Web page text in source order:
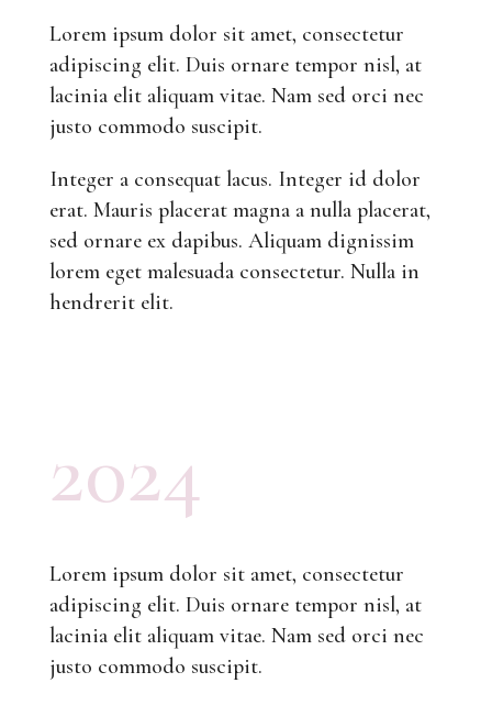
Lorem ipsum dolor sit amet, consectetur
adipiscing elit. Duis ornare tempor nisl, at
lacinia elit aliquam vitae. Nam sed orci nec
justo commodo suscipit.
Integer a consequat lacus. Integer id dolor
erat. Mauris placerat magna a nulla placerat,
sed ornare ex dapibus. Aliquam dignissim
lorem eget malesuada consectetur. Nulla in
hendrerit elit.
2024
Lorem ipsum dolor sit amet, consectetur
adipiscing elit. Duis ornare tempor nisl, at
lacinia elit aliquam vitae. Nam sed orci nec
justo commodo suscipit.